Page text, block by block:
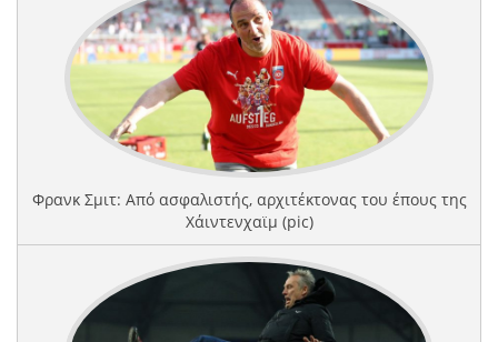
Φρανκ Σμιτ: Από ασφαλιστής, αρχιτέκτονας του έπους της
Χάιντενχαϊμ (pic)